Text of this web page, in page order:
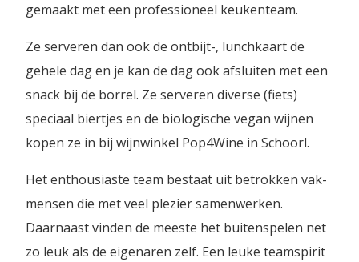
gemaakt met een professioneel keukenteam.
Ze serveren dan ook de ontbijt-, lunchkaart de
gehele dag en je kan de dag ook afsluiten met een
snack bij de borrel. Ze serveren diverse (fiets)
speciaal biertjes en de biologische vegan wijnen
kopen ze in bij wijnwinkel Pop4Wine in Schoorl.
Het enthousiaste team bestaat uit betrokken vak-
mensen die met veel plezier samenwerken.
Daarnaast vinden de meeste het buitenspelen net
zo leuk als de eigenaren zelf. Een leuke teamspirit